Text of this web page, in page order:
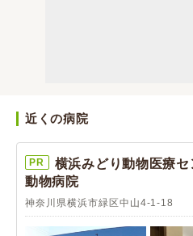
近くの病院
PR
横浜みどり動物医療セ
動物病院
神奈川県横浜市緑区中山4-1-18